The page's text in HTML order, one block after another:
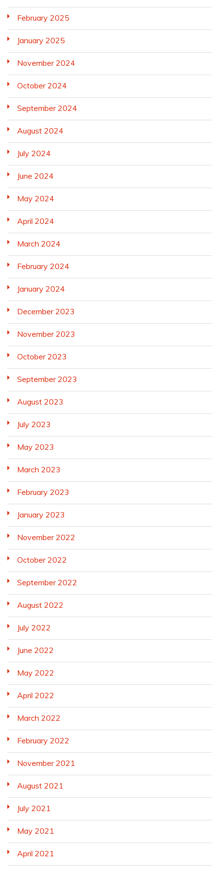
February 2025
January 2025
November 2024
October 2024
September 2024
August 2024
July 2024
June 2024
May 2024
April 2024
March 2024
February 2024
January 2024
December 2023
November 2023
October 2023
September 2023
August 2023
July 2023
May 2023
March 2023
February 2023
January 2023
November 2022
October 2022
September 2022
August 2022
July 2022
June 2022
May 2022
April 2022
March 2022
February 2022
November 2021
August 2021
July 2021
May 2021
April 2021